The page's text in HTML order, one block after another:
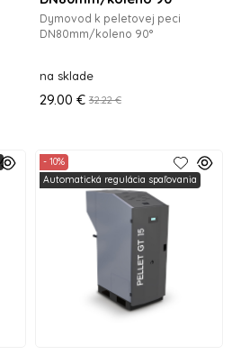
Dymovod k peletovej peci
DN80mm/koleno 90°
na sklade
29.00 € 32.22 €
- 10%
Automatická regulácia spaľovania